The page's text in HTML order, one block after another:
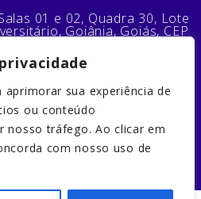
sua experiência de
ou conteúdo
nosso tráfego. Ao clicar em
com nosso uso de
01 e 02, Quadra 30, Lote
Goiânia, Goiás, CEP
Sociais